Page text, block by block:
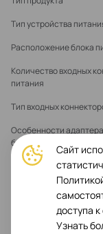
Тип устройства
Расположение блока
Количество входных
питания
Тип входных
Особенности
блока питания
Максимальная
Встроенные
Сайт
доступа
Узнать